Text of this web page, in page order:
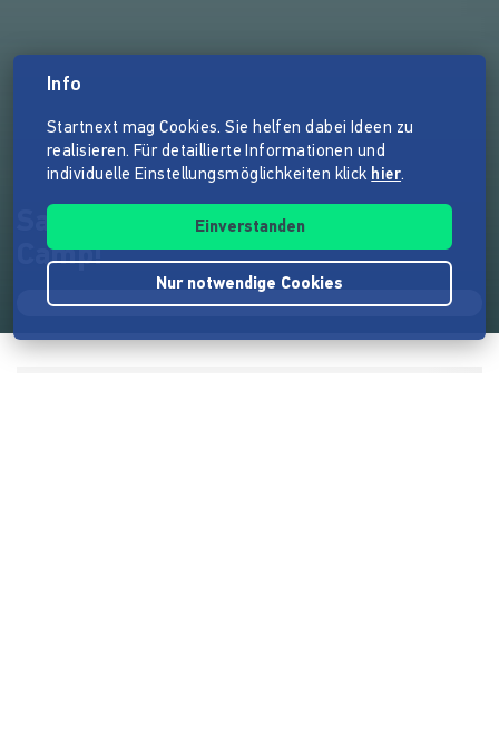
Save the Heustadl - Make your
Camp!
Info
Startnext mag Cookies. Sie helfen dabei Ideen zu
realisieren. Für detaillierte Informationen und
individuelle Einstellungsmöglichkeiten klick hier.
Einverstanden
Nur notwendige Cookies